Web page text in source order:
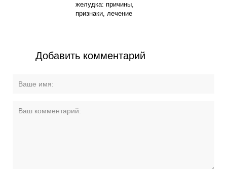
желудка: причины,
признаки, лечение
Добавить комментарий